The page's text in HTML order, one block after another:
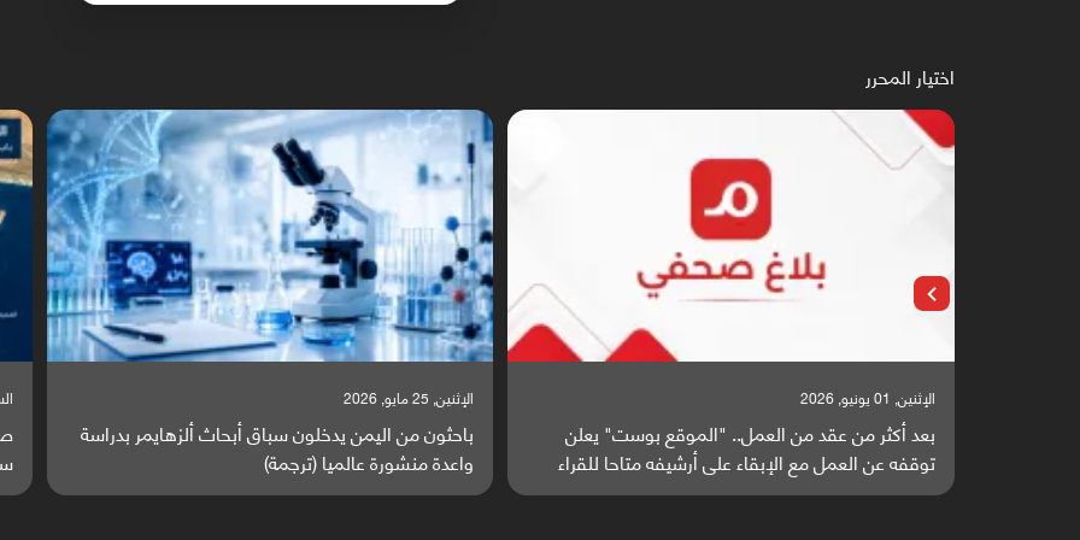
اختيار المحرر
الإثنين, 25 مايو, 2026
باحثون من اليمن يدخلون سباق أبحاث ألزهايمر بدراسة
واعدة منشورة عالميا (ترجمة)
السبت, 23 مايو, 2026
صراع دولي يتصاعد قرب اليمن والبحر الأحمر يتحول إلى
ساحة مواجهة عالمية (ترجمة)